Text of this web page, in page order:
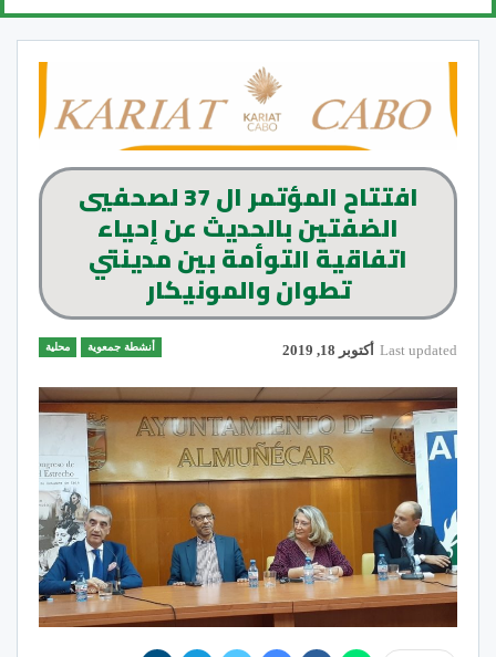
افتتاح المؤتمر ال 37 لصحفيي
الضفتين بالحديث عن إحياء
اتفاقية التوأمة بين مدينتي
تطوان والمونيكار
أنشطة جمعوية محلية Last updated أكتوبر 18, 2019